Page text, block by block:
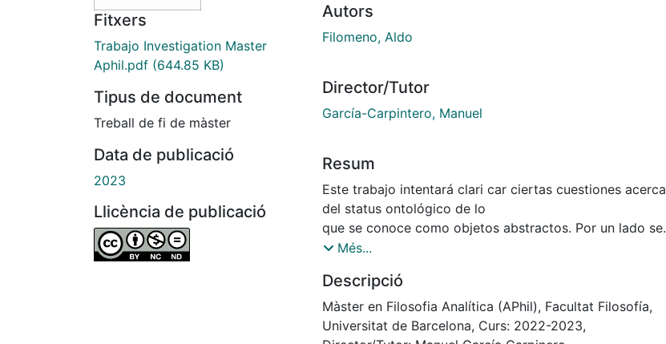
Fitxers
Trabajo Investigation Master
Aphil.pdf (644.85 KB)
Tipus de document
Treball de fi de màster
Data de publicació
2023
Llicència de publicació
Autors
Filomeno, Aldo
Director/Tutor
García-Carpintero, Manuel
Resum
Este trabajo intentará clari car ciertas cuestiones acerca
del status ontológico de lo
que se conoce como objetos abstractos. Por un lado se
suele aceptar que lo que existe
temporalmente, mientras que por
otro lado, observando al menos nuestro uso del lenguaje
convencional, parece que nos
Més...
Descripció
Màster en Filosofia Analítica (APhil), Facultat Filosofía,
Universitat de Barcelona, Curs: 2022-2023,